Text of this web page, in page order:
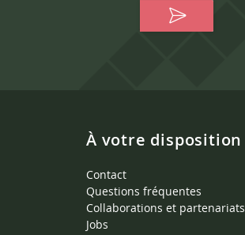
À votre disposition
Contact
Questions fréquentes
Collaborations et partenariats
Jobs